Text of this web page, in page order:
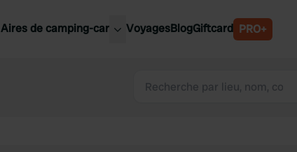
Aires de camping-car
Slovénie
VoyagesBlogGiftcard PRO+